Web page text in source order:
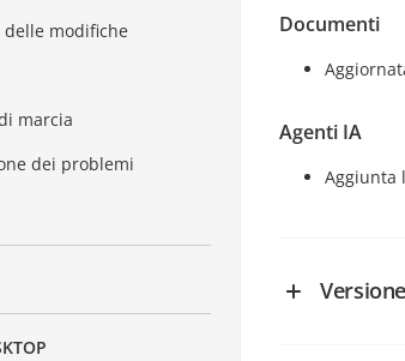
delle modifiche
marcia
dei problemi
Documenti
Agenti IA
Aggiunta